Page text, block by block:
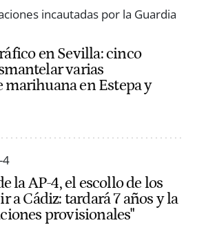
en Sevilla: cinco
varias
marihuana en Estepa y
la AP-4, el escollo de los
a Cádiz: tardará 7 años y la
provisionales"